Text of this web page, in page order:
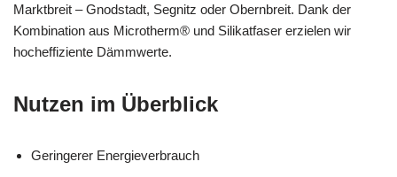
Marktbreit – Gnodstadt, Segnitz oder Obernbreit. Dank der
Kombination aus Microtherm® und Silikatfaser erzielen wir
hocheffiziente Dämmwerte.
Nutzen im Überblick
Geringerer Energieverbrauch